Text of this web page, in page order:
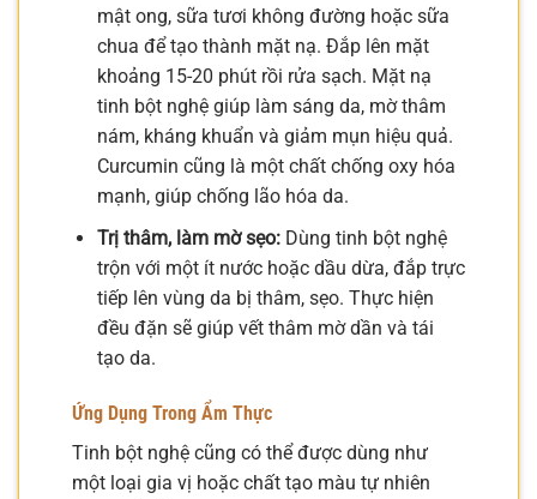
mật ong, sữa tươi không đường hoặc sữa
chua để tạo thành mặt nạ. Đắp lên mặt
khoảng 15-20 phút rồi rửa sạch. Mặt nạ
tinh bột nghệ giúp làm sáng da, mờ thâm
nám, kháng khuẩn và giảm mụn hiệu quả.
Curcumin cũng là một chất chống oxy hóa
mạnh, giúp chống lão hóa da.
Trị thâm, làm mờ sẹo:Dùng tinh bột nghệ
trộn với một ít nước hoặc dầu dừa, đắp trực
tiếp lên vùng da bị thâm, sẹo. Thực hiện
đều đặn sẽ giúp vết thâm mờ dần và tái
tạo da.
Ứng Dụng Trong Ẩm Thực
Tinh bột nghệ cũng có thể được dùng như
một loại gia vị hoặc chất tạo màu tự nhiên